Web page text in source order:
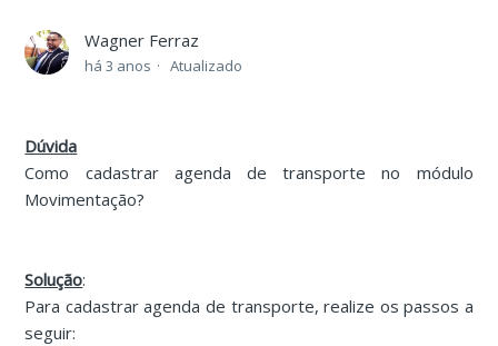
Wagner Ferraz
há 3 anos Atualizado
Dúvida
Como cadastrar agenda de transporte no módulo
Movimentação?
Solução:
Para cadastrar agenda de transporte, realize os passos a
seguir: